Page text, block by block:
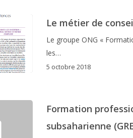
Le métier de
Le groupe ONG «
les…
5 octobre 2018
Formation
subsaharienne